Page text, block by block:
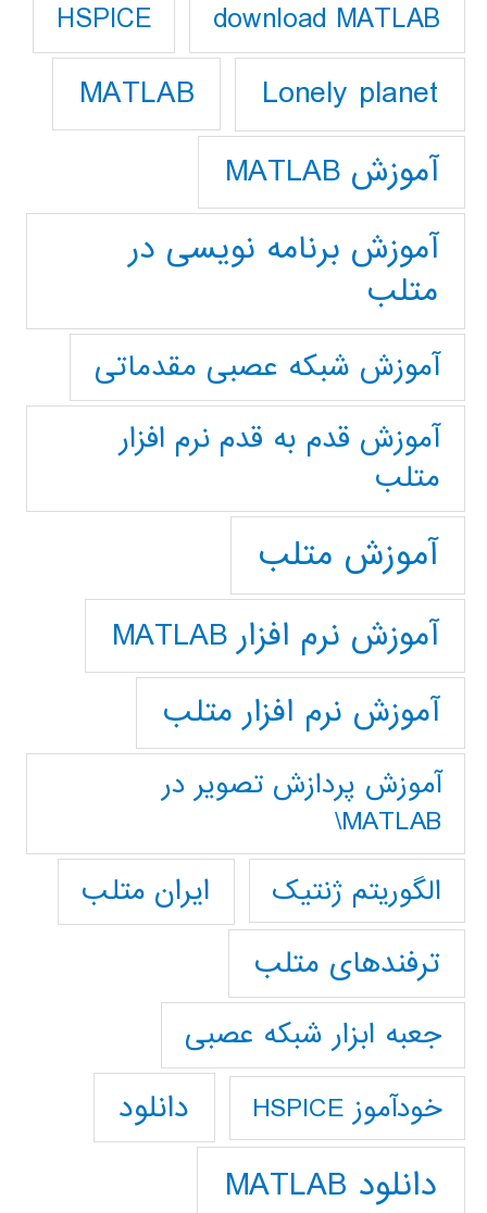
download MATLAB
HSPICE
Lonely planet
MATLAB
آموزش MATLAB
آموزش برنامه نویسی در
متلب
آموزش شبکه عصبی مقدماتی
آموزش قدم به قدم نرم افزار
متلب
آموزش متلب
آموزش نرم افزار MATLAB
آموزش نرم افزار متلب
آموزش پردازش تصوير در
MATLAB\
الگوریتم ژنتیک
ایران متلب
ترفندهای متلب
جعبه ابزار شبکه عصبی
خودآموز HSPICE دانلود
دانلود MATLAB